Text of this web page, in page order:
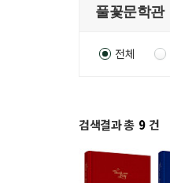
전체
검색결과 총 9 건